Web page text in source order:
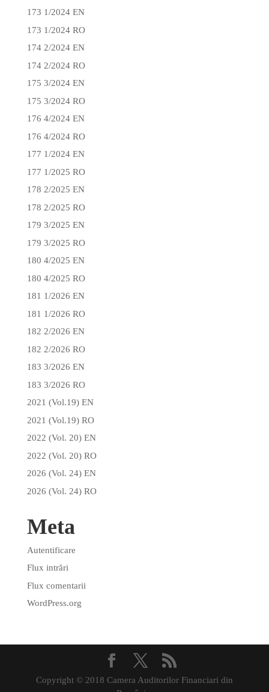
173 1/2024 EN
173 1/2024 RO
174 2/2024 EN
174 2/2024 RO
175 3/2024 EN
175 3/2024 RO
176 4/2024 EN
176 4/2024 RO
177 1/2024 EN
177 1/2025 RO
178 2/2025 EN
178 2/2025 RO
179 3/2025 EN
179 3/2025 RO
180 4/2025 EN
180 4/2025 RO
181 1/2026 EN
181 1/2026 RO
182 2/2026 EN
182 2/2026 RO
183 3/2026 EN
183 3/2026 RO
2021 (Vol.19) EN
2021 (Vol.19) RO
2022 (Vol. 20) EN
2022 (Vol. 20) RO
2026 (Vol. 24) EN
2026 (Vol. 24) RO
Meta
Autentificare
Flux intrări
Flux comentarii
WordPress.org
Copyright © 2018 Camera Auditorilor Financiari din